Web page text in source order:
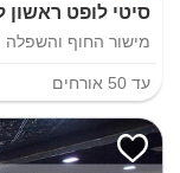
סיטי לופט ראשון
מישור החוף והשפלה
עד 50 אורחים